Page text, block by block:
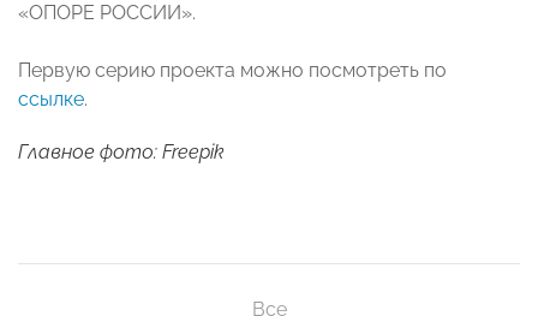
«ОПОРЕ РОССИИ».
Первую серию проекта можно посмотреть по
ссылке.
Главное фото: Freepik
Все